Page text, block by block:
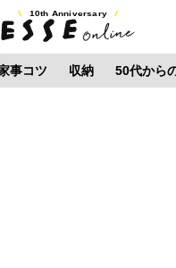
10th Anniversary
事コツ 収納 50代から